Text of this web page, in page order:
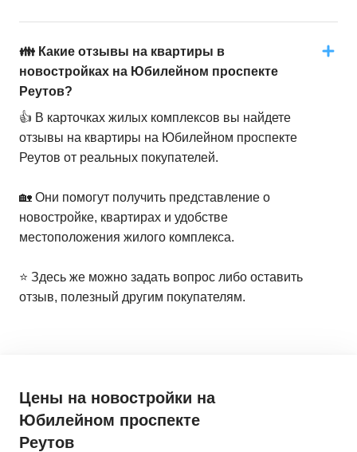
👪 Какие отзывы на квартиры в
новостройках на Юбилейном проспекте
Реутов?
👍 В карточках жилых комплексов вы найдете
отзывы на квартиры на Юбилейном проспекте
Реутов от реальных покупателей.
🏡 Они помогут получить представление о
новостройке, квартирах и удобстве
местоположения жилого комплекса.
⭐️ Здесь же можно задать вопрос либо оставить
отзыв, полезный другим покупателям.
Цены на новостройки на
Юбилейном проспекте
Реутов